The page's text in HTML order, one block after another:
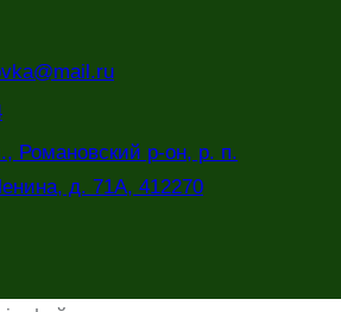
Романовский р-он, р. п.
д. 71А, 412270